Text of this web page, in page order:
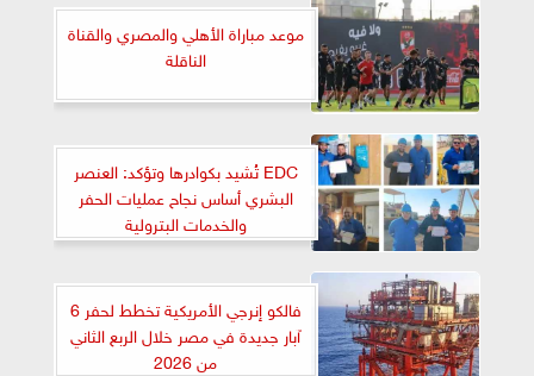
موعد مباراة الأهلي والمصري والقناة
الناقلة
EDC تُشيد بكوادرها وتؤكد: العنصر
البشري أساس نجاح عمليات الحفر
والخدمات البترولية
فالكو إنرجي الأمريكية تخطط لحفر 6
آبار جديدة في مصر خلال الربع الثاني
من 2026